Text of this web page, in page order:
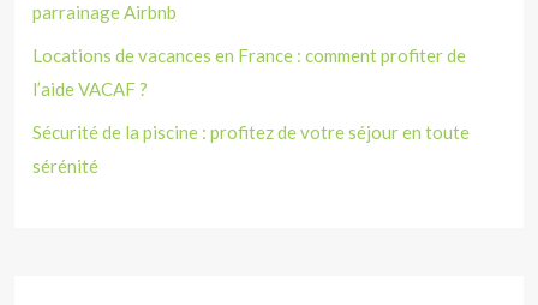
parrainage Airbnb
Locations de vacances en France : comment profiter de
l’aide VACAF ?
Sécurité de la piscine : profitez de votre séjour en toute
sérénité